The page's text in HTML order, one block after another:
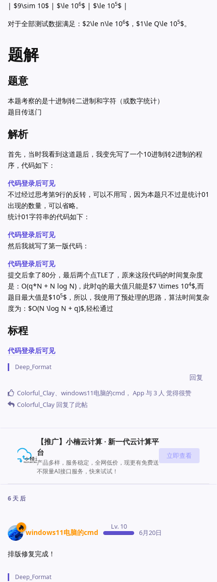
| $9\sim 10$ | $\le 106$ | $\le 105$ |
对于全部测试数据满足：$2\le n\le 106$，$1\le Q\le 105$。
题解
题意
本题考察的是十进制转二进制和字符（或数字统计）
题目传送门
解析
首先，当时我看到这道题后，我变先写了一个10进制转2进制的程
序，代码如下：
代码登录后可见
不过经过思考第9行的反转，可以不用写，因为本题只不过是统计01
出现的数量，可以省略。
统计01字符串的代码如下：
代码登录后可见
然后我就写了第一版代码：
代码登录后可见
提交后拿了80分，最后两个点TLE了，原来这段代码的时间复杂度
是：O(q*N + N log N)，此时q的最大值只能是$7 \times 104$,而
题目最大值是$105$，所以，我使用了预处理的思路，算法时间复杂
度为：$O(N \log N + q)$,轻松通过
标程
代码登录后可见
Deep_Format
回复
Colorful_Clay、 windows11电脑的cmd ， App与3 人 觉得很赞
Colorful_Clay 回复了此帖
【推广】小楠云计算 · 新一代云计算平
台
产品多样，服务稳定，全网低价，现更有免费送
不限量AI接口服务，快来试试！
立即查看
6 天 后
windows11电脑的cmd
Lv. 10
6月20日
排版修复完成！
Deep_Format